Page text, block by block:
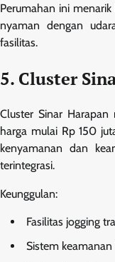
Perumahan ini
nyaman dengan
fasilitas.
5. Cluster
Cluster Sinar
harga mulai Rp 150
kenyamanan dan
terintegrasi.
Keunggulan:
Fasilitas jogging
Sistem keamanan